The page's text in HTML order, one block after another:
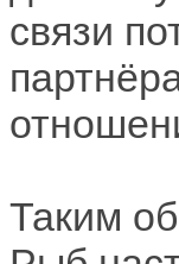
связи
Таким